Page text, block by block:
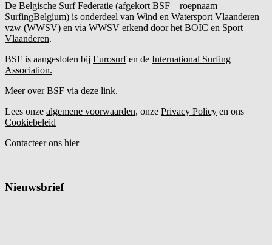
De Belgische Surf Federatie (afgekort BSF – roepnaam
SurfingBelgium) is onderdeel van Wind en Watersport Vlaanderen
vzw (WWSV) en via WWSV erkend door hetBOIC en Sport
Vlaanderen.
BSF is aangesloten bij Eurosurfen de International Surfing
Association.
Meer over BSF via deze link.
Lees onze algemene voorwaarden, onze Privacy Policy en ons
Cookiebeleid
Contacteer ons hier
Nieuwsbrief